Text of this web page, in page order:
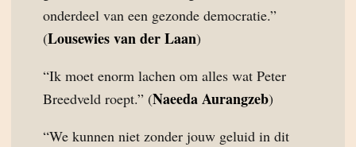
onderdeel van een gezonde democratie.”
(Lousewies van der Laan)
“Ik moet enorm lachen om alles wat Peter
Breedveld roept.” (Naeeda Aurangzeb)
“We kunnen niet zonder jouw geluid in dit